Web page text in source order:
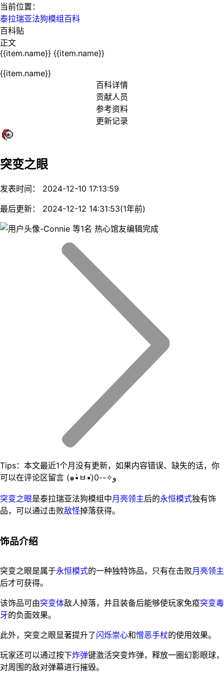
当前位置：
泰拉瑞亚法狗模组百科
百科贴
正文
{{item.name}} {{item.name}}
{{item.name}}
百科详情
贡献人员
参考资料
更新记录
突变之眼
发表时间： 2024-12-10 17:13:59
最后更新： 2024-12-12 14:31:53(1年前)
等1名 热心馆友编辑完成
Tips：本文最近1个月没有更新，如果内容错误、缺失的话，你
可以在评论区留言 (๑•̀ㅂ•́)و✧--0
突变之眼是泰拉瑞亚法狗模组中月亮领主后的永恒模式独有饰
品，可以通过击败敌怪掉落获得。
饰品介绍
突变之眼是属于永恒模式的一种独特饰品，只有在击败月亮领主
后才可获得。
该饰品可由突变体敌人掉落，并且装备后能够使玩家免疫突变毒
牙的负面效果。
此外，突变之眼显著提升了闪烁崇心和憎恶手杖的使用效果。
玩家还可以通过按下炸弹键激活突变炸弹，释放一圈幻影眼球，
对周围的敌对弹幕进行摧毁。